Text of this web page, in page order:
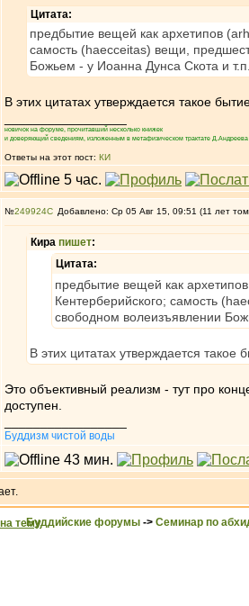
Цитата:
предбытие вещей как архетипов
самость (haecceitas) вещи,
Божьем - у Иоанна Дунса Скота и
В этих цитатах утверждается такое
новичок на форуме, прочитавший несколько книжек
и доверяющий сведениям, изложенным в метафизическом трактате
Ответы на этот пост: КИ
№249924 Добавлено: Ср 05 Авг 15, 09:51 (11 лет
Кира пишет:
Цитата:
предбытие вещей как
Кентерберийского; самость
свободном волеизъявлении
В этих цитатах утверждается такое
Это объективный реализм - тут про
доступен.
Буддизм чистой воды
Буддийские форумы -> Семинар по